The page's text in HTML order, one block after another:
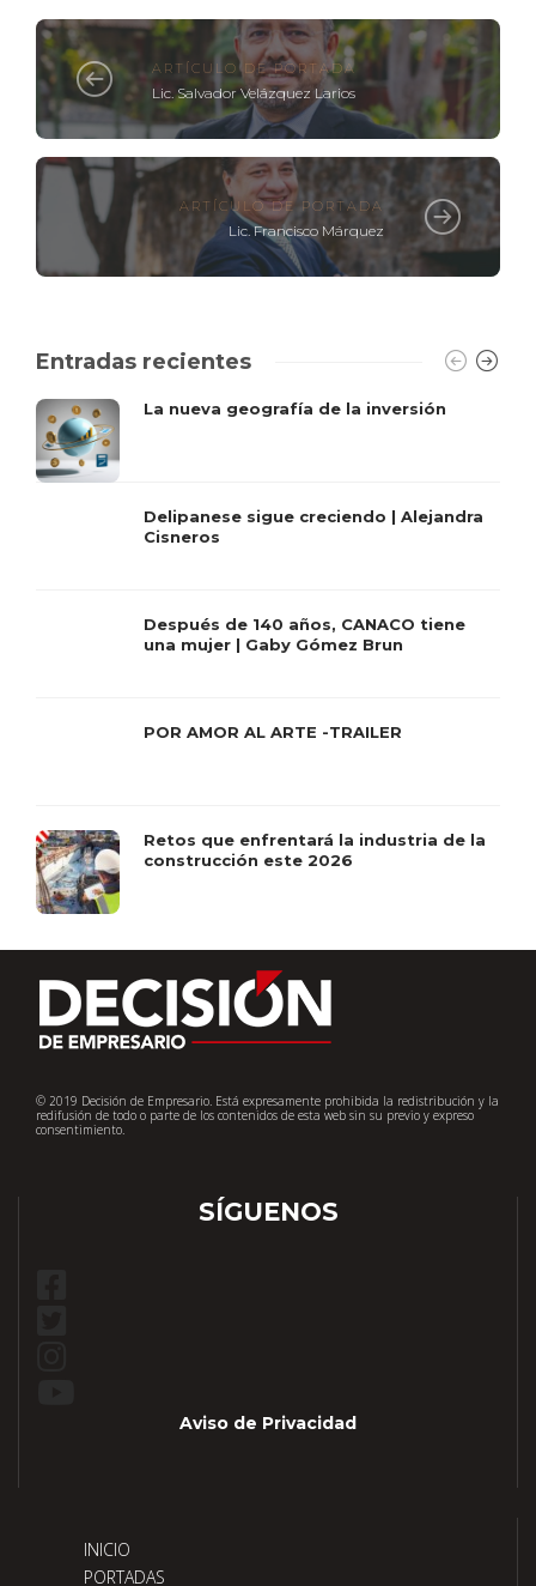
ARTÍCULO DE PORTADA
Lic. Salvador Velázquez Larios
ARTÍCULO DE PORTADA
Lic. Francisco Márquez
Entradas recientes
La nueva geografía de la inversión
Delipanese sigue creciendo | Alejandra
Cisneros
Después de 140 años, CANACO tiene
una mujer | Gaby Gómez Brun
POR AMOR AL ARTE -TRAILER
Retos que enfrentará la industria de la
construcción este 2026
© 2019 Decisión de Empresario. Está expresamente prohibida la redistribución y la
redifusión de todo o parte de los contenidos de esta web sin su previo y expreso
consentimiento.
SÍGUENOS
Aviso de Privacidad
INICIO
PORTADAS